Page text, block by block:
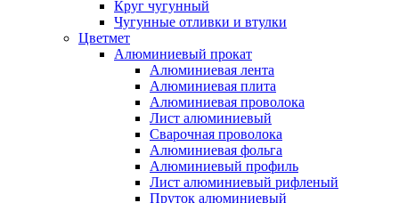
Круг чугунный
Чугунные отливки и втулки
Цветмет
Алюминиевый прокат
Алюминиевая лента
Алюминиевая плита
Алюминиевая проволока
Лист алюминиевый
Сварочная проволока
Алюминиевая фольга
Алюминиевый профиль
Лист алюминиевый рифленый
Пруток алюминиевый